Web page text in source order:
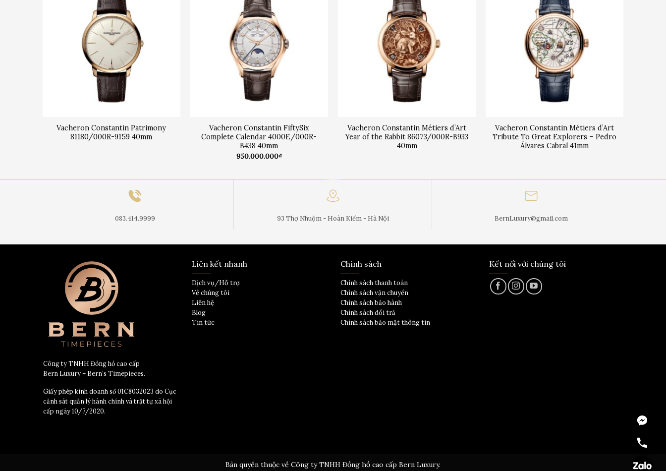
Vacheron Constantin Patrimony
81180/000R-9159 40mm
Vacheron Constantin FiftySix
Complete Calendar 4000E/000R-
B438 40mm
950.000.000₫
Vacheron Constantin Métiers d’Art
Year of the Rabbit 86073/000R-B933
40mm
Vacheron Constantin Métiers d’Art
Tribute To Great Explorers – Pedro
Álvares Cabral 41mm
083.414.9999 93 Thợ Nhuộm - Hoàn Kiếm - Hà Nội BernLuxury@gmail.com
Công ty TNHH Đồng hồ cao cấp
Bern Luxury – Bern’s Timepieces.
Giấy phép kinh doanh số 01C8032023 do Cục
cảnh sát quản lý hành chính và trật tự xã hội
cấp ngày 10/7/2020.
Liên kết nhanh
Dịch vụ/Hỗ trợ
Về chúng tôi
Liên hệ
Blog
Tin tức
Chính sách
Chính sách thanh toán
Chính sách vận chuyển
Chính sách bảo hành
Chính sách đổi trả
Chính sách bảo mật thông tin
Kết nối với chúng tôi
Bản quyền thuộc về Công ty TNHH Đồng hồ cao cấp Bern Luxury.